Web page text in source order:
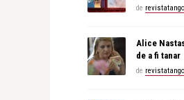
de
Alice
de a fi tanar
de